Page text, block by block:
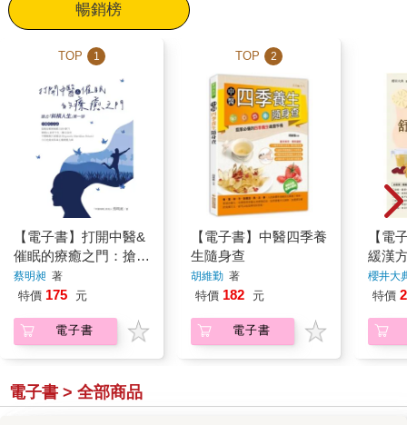
暢銷榜
TOP 1
【電子書】打開中醫&
催眠的療癒之門：搶占
「斜槓人生」第一排
蔡明昶 著
特價 175 元
電子書
TOP 2
【電子書】中醫四季養
生隨身查
胡維勤 著
特價 182 元
電子書
【電
緩漢
櫻井大
特價
電子書 > 全部商品